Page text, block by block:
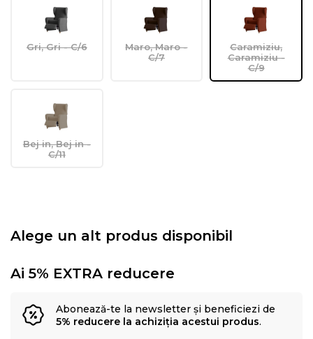
Gri, Gri - C/6
Maro, Maro -
C/7
Caramiziu,
Caramiziu -
C/9
Bej in, Bej in -
C/11
Alege un alt produs disponibil
Ai 5% EXTRA reducere
Abonează-te la newsletter și beneficiezi de
5% reducere la achiziția acestui produs.